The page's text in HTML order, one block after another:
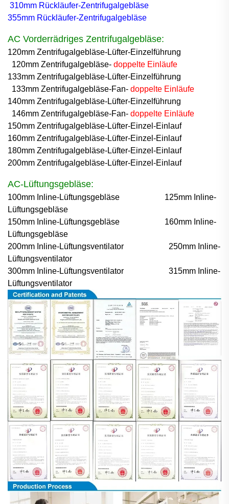
310mm Rückläufer-Zentrifugalgebläse
355mm Rückläufer-Zentrifugalgebläse
AC Vorderrädriges Zentrifugalgebläse:
120mm Zentrifugalgebläse-Lüfter-Einzelführung
120mm Zentrifugalgebläse- doppelte Einläufe
133mm Zentrifugalgebläse-Lüfter-Einzelführung
133mm Zentrifugalgebläse-Fan- doppelte Einläufe
140mm Zentrifugalgebläse-Lüfter-Einzelführung
146mm Zentrifugalgebläse-Fan- doppelte Einläufe
150mm Zentrifugalgebläse-Lüfter-Einzel-Einlauf
160mm Zentrifugalgebläse-Lüfter-Einzel-Einlauf
180mm Zentrifugalgebläse-Lüfter-Einzel-Einlauf
200mm Zentrifugalgebläse-Lüfter-Einzel-Einlauf
AC-Lüftungsgebläse:
100mm Inline-Lüftungsgebläse
125mm Inline-
Lüftungsgebläse
150mm Inline-Lüftungsgebläse
160mm Inline-
Lüftungsgebläse
200mm Inline-Lüftungsventilator
250mm Inline-
Lüftungsventilator
300mm Inline-Lüftungsventilator
315mm Inline-
Lüftungsventilator